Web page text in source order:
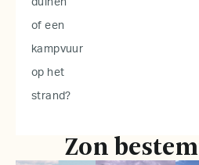
duinen
of een
kampvuur
op het
strand?
Zon